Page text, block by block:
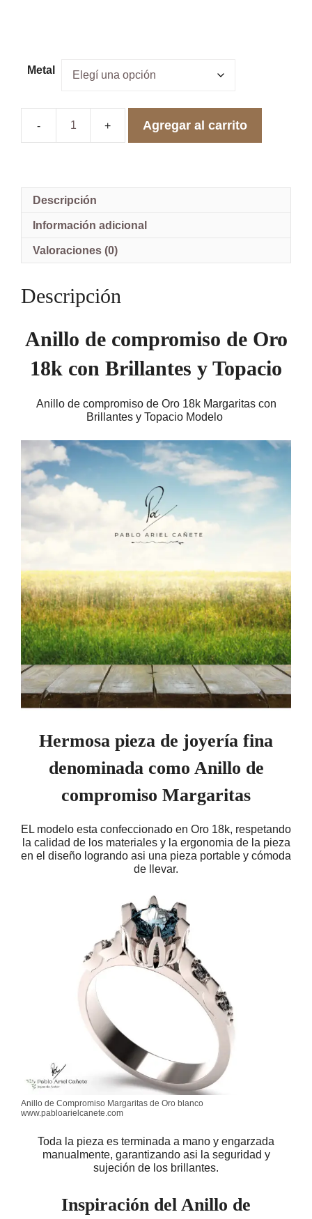
Metal
Anillo
de
Brillantes
Central
Agregar al carrito
Descripción
Información adicional
Valoraciones (0)
Descripción
Anillo de compromiso de Oro
18k con Brillantes y Topacio
Anillo de compromiso de Oro 18k Margaritas con
Brillantes y Topacio Modelo
Hermosa pieza de joyería fina
denominada como Anillo de
compromiso Margaritas
EL modelo esta confeccionado en Oro 18k, respetando
la calidad de los materiales y la ergonomia de la pieza
en el diseño logrando asi una pieza portable y cómoda
de llevar.
Anillo de Compromiso Margaritas de Oro blanco
www.pabloarielcanete.com
Toda la pieza es terminada a mano y engarzada
manualmente, garantizando asi la seguridad y
sujeción de los brillantes.
Inspiración del Anillo de